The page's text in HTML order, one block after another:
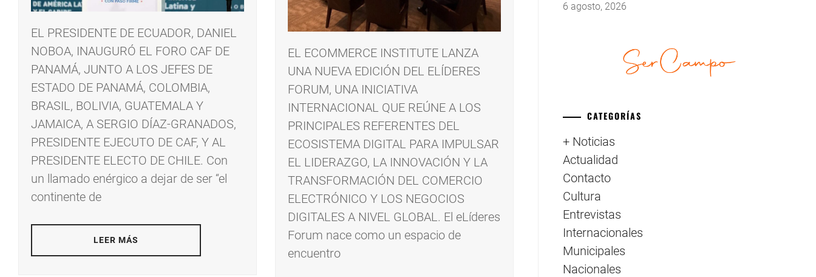
EL PRESIDENTE DE ECUADOR, DANIEL
NOBOA, INAUGURÓ EL FORO CAF DE
PANAMÁ, JUNTO A LOS JEFES DE
ESTADO DE PANAMÁ, COLOMBIA,
BRASIL, BOLIVIA, GUATEMALA Y
JAMAICA, A SERGIO DÍAZ-GRANADOS,
PRESIDENTE EJECUTO DE CAF, Y AL
PRESIDENTE ELECTO DE CHILE. Con
un llamado enérgico a dejar de ser “el
continente de
LEER MÁS
EL ECOMMERCE INSTITUTE LANZA
UNA NUEVA EDICIÓN DEL ELÍDERES
FORUM, UNA INICIATIVA
INTERNACIONAL QUE REÚNE A LOS
PRINCIPALES REFERENTES DEL
ECOSISTEMA DIGITAL PARA IMPULSAR
EL LIDERAZGO, LA INNOVACIÓN Y LA
TRANSFORMACIÓN DEL COMERCIO
ELECTRÓNICO Y LOS NEGOCIOS
DIGITALES A NIVEL GLOBAL. El eLíderes
Forum nace como un espacio de
encuentro
6 agosto, 2026
CATEGORÍAS
+ Noticias
Actualidad
Contacto
Cultura
Entrevistas
Internacionales
Municipales
Nacionales